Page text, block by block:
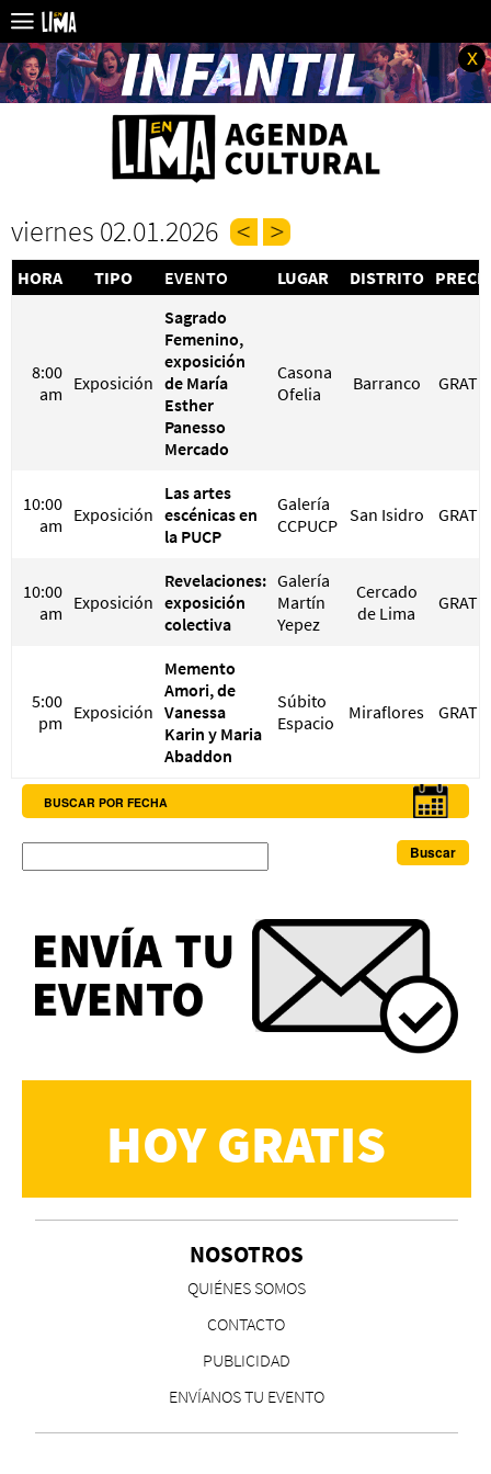
x
viernes 02.01.2026
HORA TIPO EVENTO LUGAR DISTRITO
8:00
am Exposición
Sagrado
Femenino,
exposición
de María
Esther
Panesso
Mercado
Casona
Ofelia
Barranco GRATIS
10:00
am Exposición
Las artes
escénicas en
la PUCP
Galería
CCPUCP San Isidro GRATIS
10:00
am Exposición
Revelaciones:
exposición
colectiva
Galería
Martín
Yepez
Cercado
de Lima
GRATIS
5:00
pm Exposición
Memento
Amori, de
Vanessa
Karin y Maria
Abaddon
Súbito
Espacio
Miraflores GRATIS
BUSCAR POR FECHA
HOY GRATIS
NOSOTROS
QUIÉNES SOMOS
CONTACTO
PUBLICIDAD
ENVÍANOS TU EVENTO